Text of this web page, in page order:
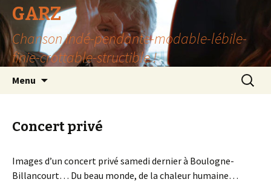
GARZ
Chanson Indé-pendante-modable-lébile-
finie-crottable-structible !
Menu
Concert privé
Images d’un concert privé samedi dernier à Boulogne-
Billancourt… Du beau monde, de la chaleur humaine…